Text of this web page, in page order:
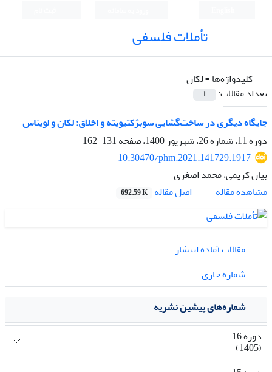
تأملات فلسفی
کلیدواژه‌ها =لکان
تعداد مقالات:
1
جایگاه دیگری در ساخت‌گشایی سوبژکتیویته و اخلاق: لکان و لویناس
دوره 11، شماره 26، شهریور 1400، صفحه
131-162
10.30470/phm.2021.141729.1917
بیان کریمی، محمد اصغری
مشاهده مقاله
اصل مقاله 692.59 K
مقالات آماده انتشار
شماره جاری
شماره‌های پیشین نشریه
دوره 16
(1405)